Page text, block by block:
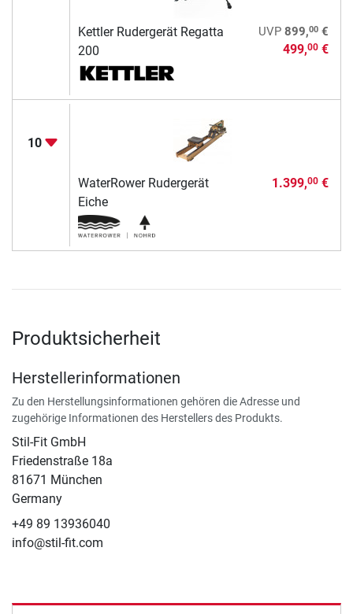
Kettler Rudergerät Regatta
200
UVP 899,00€
499,00€
10
WaterRower Rudergerät
Eiche
1.399,00€
Produktsicherheit
Herstellerinformationen
Zu den Herstellungsinformationen gehören die Adresse und
zugehörige Informationen des Herstellers des Produkts.
Stil-Fit GmbH
Friedenstraße 18a
81671 München
Germany
+49 89 13936040
info@stil-fit.com